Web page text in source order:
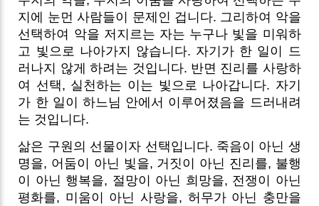
지에 눈먼 사람들이 문제인 겁니다. 그리하여 악을
선택하여 악을 저지르는 자는 누구나 빛을 미워하
고 빛으로 나아가지 않습니다. 자기가 한 일이 드
러나지 않게 하려는 것입니다. 반면 진리를 사랑하
여 선택, 실천하는 이는 빛으로 나아갑니다. 자기
가 한 일이 하느님 안에서 이루어졌음을 드러내려
는 것입니다.
삶은 구원의 선물이자 선택입니다. 죽음이 아닌 생
명을, 어둠이 아닌 빛을, 거짓이 아닌 진리를, 불행
이 아닌 행복을, 절망이 아닌 희망을, 전쟁이 아닌
평화를, 미움이 아닌 사랑을, 허무가 아닌 충만을